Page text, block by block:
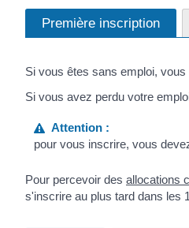
Première inscription
Si vous êtes sans emploi,
Si vous avez perdu votre
Attention :
pour vous inscrire, vous
Pour percevoir des allocations
s'inscrire au plus tard dans les